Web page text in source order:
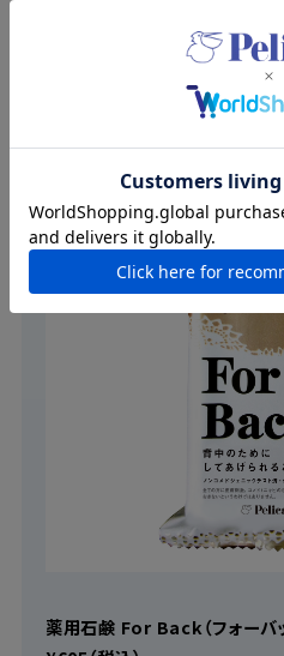
ForBack.は背中ニキビに悩む
薬用石鹸 For Back（フォーバ